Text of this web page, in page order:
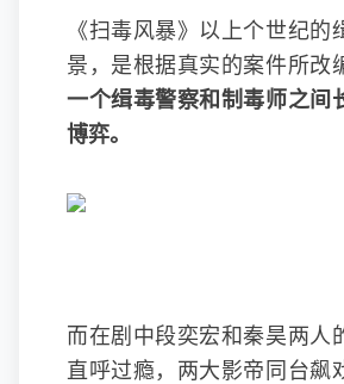
《扫毒风暴》以上个世纪的
景，是根据真实的案件所改
一个缉毒警察和制毒师之间
博弈。
而在剧中段奕宏和秦昊两人
直呼过瘾，两大影帝同台飙